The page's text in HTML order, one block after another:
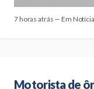
7 horas atrás — Em
Motorista de